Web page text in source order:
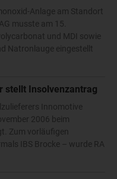
Anlage am Standort
musste am 15.
und MDI sowie
Natronlauge eingestellt
stellt Insolvenzantrag
Innomotive
2006 beim
Zum vorläufigen
IBS Brocke – wurde RA